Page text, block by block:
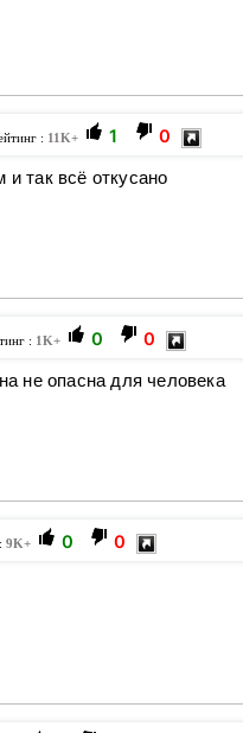
: 11K+ 1 0
так всё откусано
: 1K+ 0 0
не опасна для человека
9K+ 0 0